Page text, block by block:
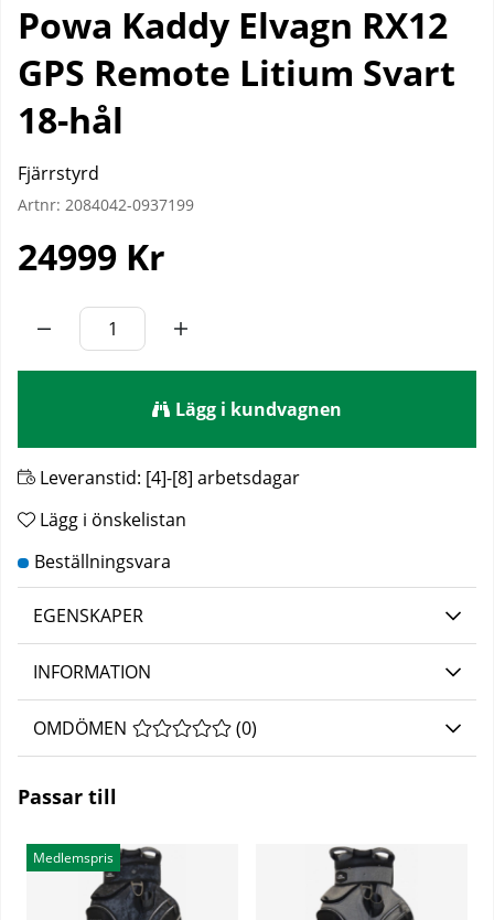
Powa Kaddy Elvagn RX12
GPS Remote Litium Svart
18-hål
Fjärrstyrd
Artnr: 2084042-0937199
24999 Kr
Lägg i kundvagnen
Leveranstid: [4]-[8] arbetsdagar
Lägg i önskelistan
EGENSKAPER
INFORMATION
OMDÖMEN MEDELBETYG 0 AV 5 ANTAL BETYG 0
(0)
Passar till
Medlemspris